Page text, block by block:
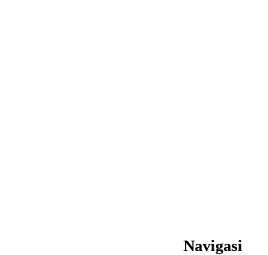
Navigasi